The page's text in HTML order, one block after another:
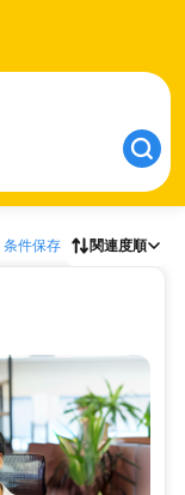
条件保存 関連度順